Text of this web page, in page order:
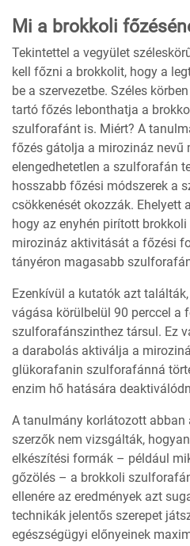
Mi a brokkoli
Tekintettel a vegyület
kell főzni a brokkolit, hogy a
be a szervezetbe. Széles
tartó főzés lebonthatja a
szulforafánt is. Miért? A
főzés gátolja a mirozináz nevű
elengedhetetlen a szulforafán
hosszabb főzési módszerek a
csökkenését okozzák. Ehelyett
hogy az enyhén pirított
mirozináz aktivitását a főzési
tányéron magasabb
Ezenkívül a kutatók azt
vágása körülbelül 90 perccel a
szulforafánszinthez társul. Ez
a darabolás aktiválja a
glükorafanin szulforafánná
enzim hő hatására
A tanulmány korlátozott abban
szerzők nem vizsgálták,
elkészítési formák – például
gőzölés – a brokkoli
ellenére az eredmények azt
technikák jelentős szerepet
egészségügyi előnyeinek